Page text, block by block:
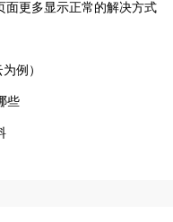
面更多显示正常的解决方式
例）
些